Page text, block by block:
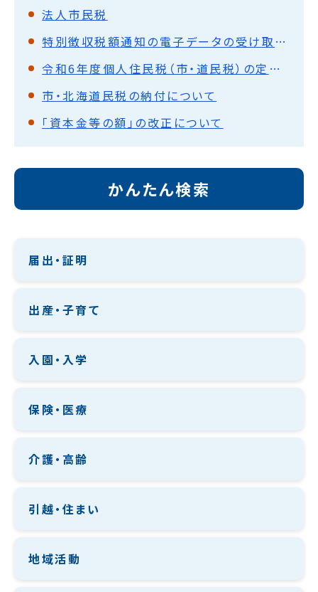
法人市民税
特別徴収税額通知の電子データの受け取りを希望される事業者の皆様へ
令和6年度個人住民税（市・道民税）の定額減税について
市・北海道民税の納付について
「資本金等の額」の改正について
かんたん検索
届出・証明
出産・子育て
入園・入学
保険・医療
介護・高齢
引越・住まい
地域活動